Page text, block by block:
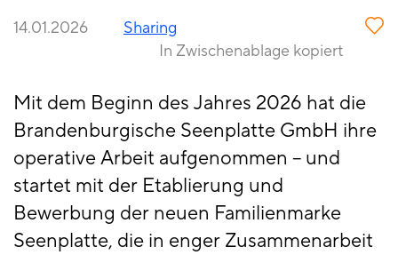
14.01.2026
Sharing
In Zwischenablage kopiert
Mit dem Beginn des Jahres 2026 hat die
Brandenburgische Seenplatte GmbH ihre
operative Arbeit aufgenommen – und
startet mit der Etablierung und
Bewerbung der neuen Familienmarke
Seenplatte, die in enger Zusammenarbeit